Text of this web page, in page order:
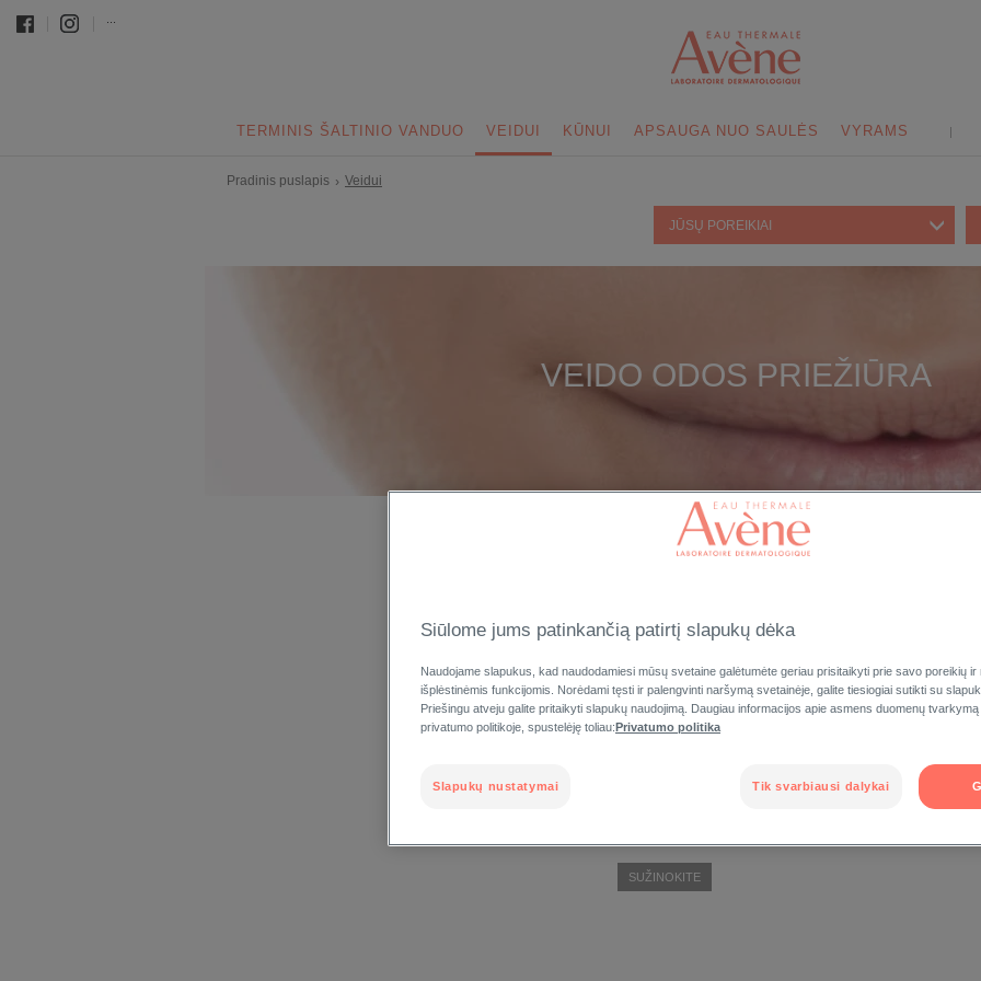
TERMINIS ŠALTINIO VANDUO VEIDUI KŪNUI APSAUGA NUO SAULĖS VYRAMS
Pradinis puslapis › Veidui
JŪSŲ POREIKIAI
VEIDO ODOS PRIEŽIŪRA
SPECIALI PRIEŽIŪRA
PRIEMONIŲ LINIJA
TOLERANCE
100 % natūralios kilmės drėkinančios
SUŽINOKITE
Siūlome jums patinkančią patirtį slapukų dėka
Naudojame slapukus, kad naudodamiesi mūsų svetaine galėtumėte geriau prisitaikyti prie savo poreikių ir
išplėstinėmis funkcijomis. Norėdami tęsti ir palengvinti naršymą svetainėje, galite tiesiogiai sutikti su
Priešingu atveju galite pritaikyti slapukų naudojimą. Daugiau informacijos apie asmens duomenų
privatumo politikoje, spustelėję toliau:Privatumo politika
Slapukų nustatymai Tik svarbiausi dalykai